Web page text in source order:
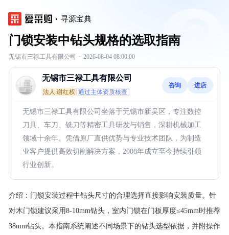
寻源宝典
门锁安装中钻头规格的选取指南
无锡市三禄工具有限公司 · 2026-08-04 08:00:00
无锡市三禄工具有限公司
法人:谢红权 通过主体资质核查
咨询 进店
无锡市三禄工具有限公司坐落于无锡市新吴区，专注数控
刀具、车刀、铣刀等精密工具研发与销售，深耕机械加工
领域十余年。凭借原厂直供优势与专业技术团队，为制造
业客户提供高效切削解决方案，2008年成立至今持续引领
行业创新。
介绍： 门锁安装过程中钻头尺寸的合理选择直接影响安装质量。针
对木门锁建议采用8-10mm钻头，室内门锁在门板厚度≤45mm时推荐
38mm钻头。本指南系统阐述不同场景下的钻头选型依据，并附操作